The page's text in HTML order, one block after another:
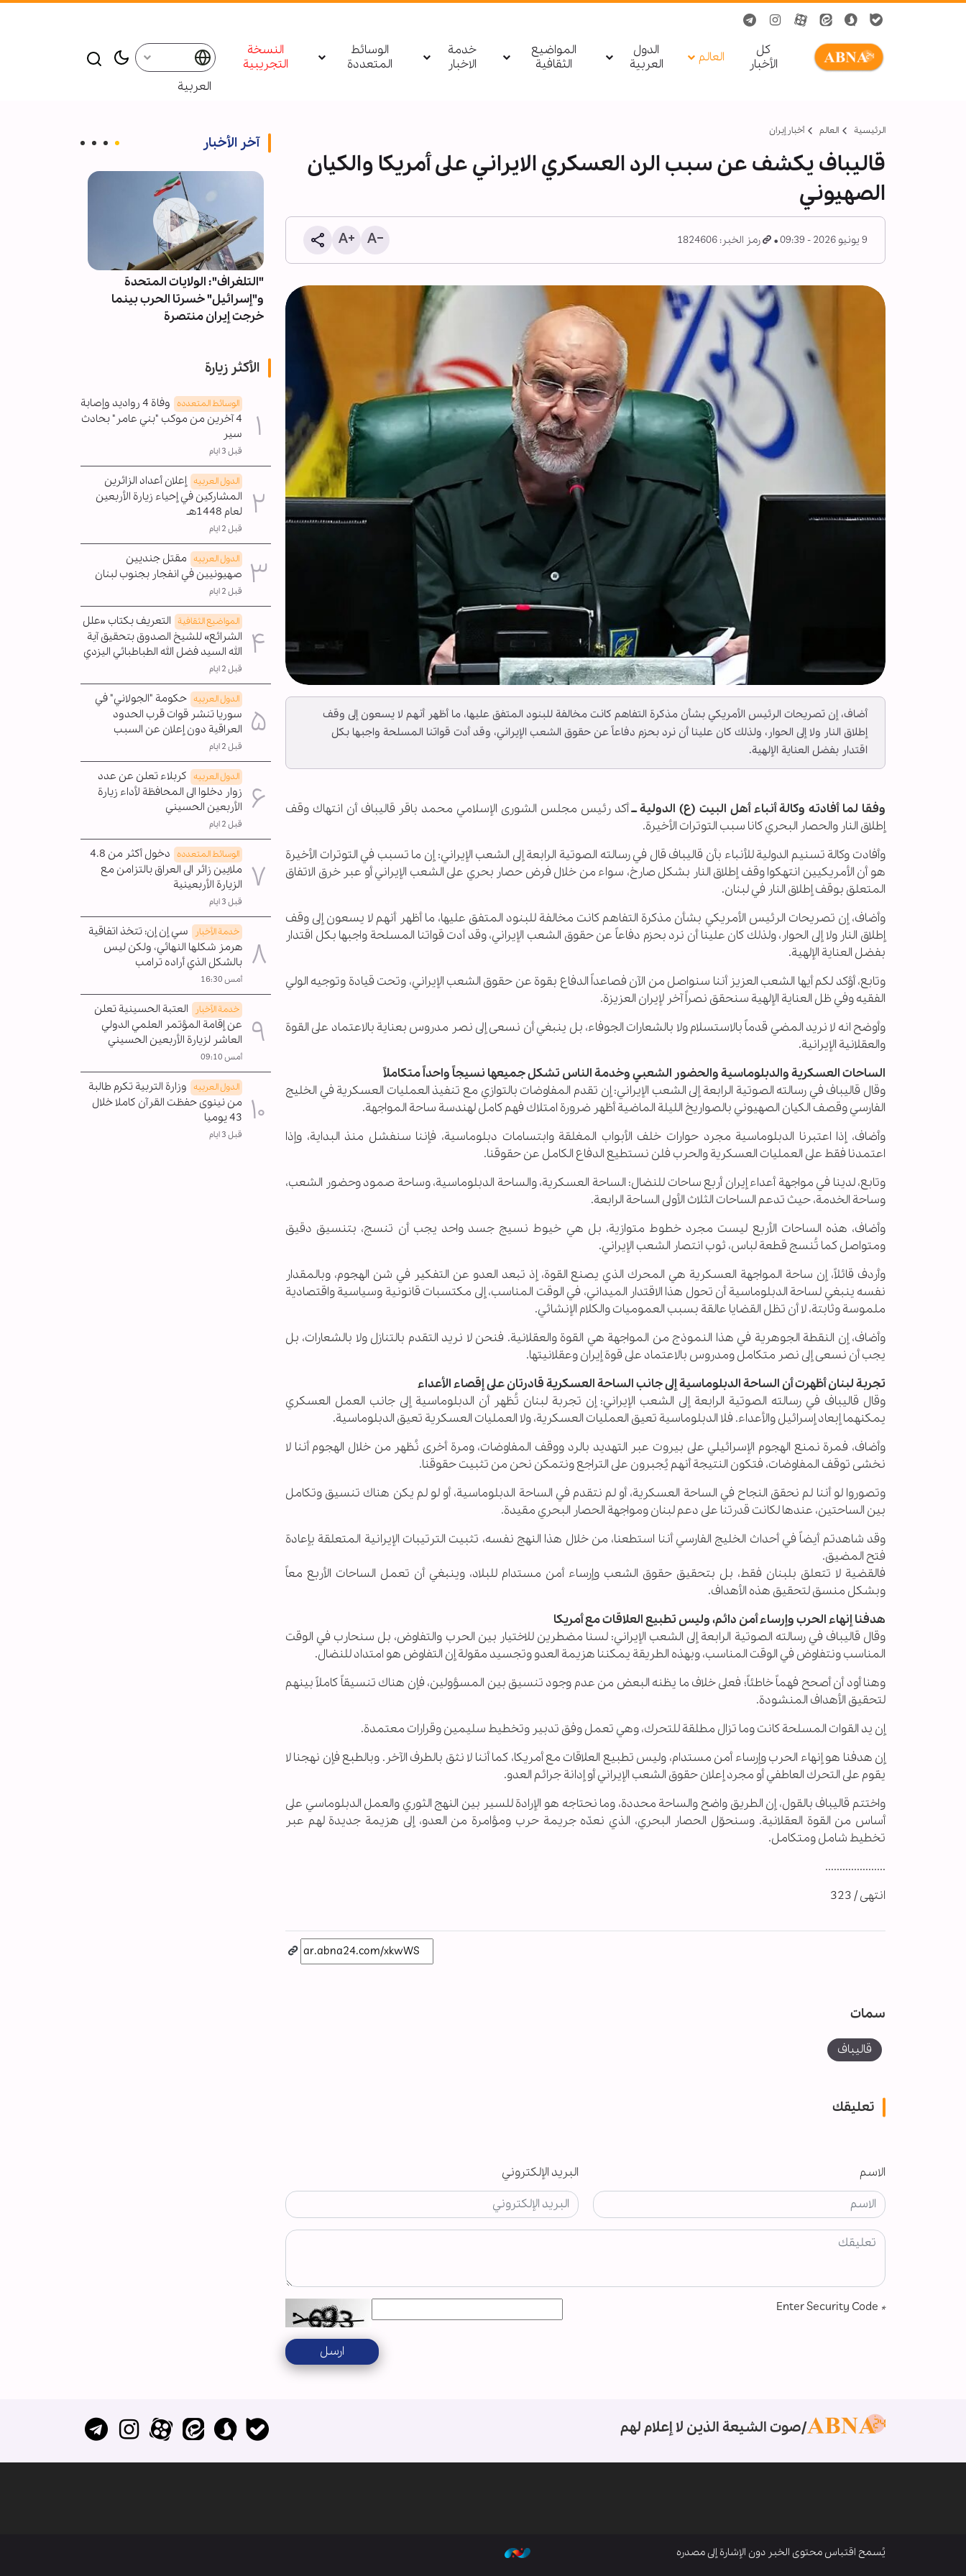
کل
الأخبار
العالم
الدول
العربیة
المواضيع
الثقافية
خدمة
الاخبار
الوسائط
المتعددة
النسخة
التجريبية
العربية
الرئيسية العالم أخبار إيران
قاليباف يكشف عن سبب الرد العسكري الايراني على أمريكا والكيان
الصهيوني
9 يونيو 2026 - 09:39 رمز الخبر: 1824606
أضاف، إن تصريحات الرئيس الأمريكي بشأن مذكرة التفاهم كانت مخالفة للبنود المتفق عليها، ما أظهر أنهم لا يسعون إلى وقف
إطلاق النار ولا إلى الحوار، ولذلك كان علينا أن نرد بحزم دفاعاً عن حقوق الشعب الإيراني، وقد أدت قواتنا المسلحة واجبها بكل
اقتدار بفضل العناية الإلهية.
وفقا لما أفادته وكالة أنباء أهل البيت (ع) الدولية ــأكد رئيس مجلس الشورى الإسلامي محمد باقر قاليباف أن انتهاك وقف
إطلاق النار والحصار البحري كانا سبب التوترات الأخيرة.
وأفادت وكالة تسنيم الدولية للأنباء بأن قاليباف قال في رسالته الصوتية الرابعة إلى الشعب الإيراني: إن ما تسبب في التوترات الأخيرة
هو أن الأمريكيين انتهكوا وقف إطلاق النار بشكل صارخ، سواء من خلال فرض حصار بحري على الشعب الإيراني أو عبر خرق الاتفاق
المتعلق بوقف إطلاق النار في لبنان.
وأضاف، إن تصريحات الرئيس الأمريكي بشأن مذكرة التفاهم كانت مخالفة للبنود المتفق عليها، ما أظهر أنهم لا يسعون إلى وقف
إطلاق النار ولا إلى الحوار، ولذلك كان علينا أن نرد بحزم دفاعاً عن حقوق الشعب الإيراني، وقد أدت قواتنا المسلحة واجبها بكل اقتدار
بفضل العناية الإلهية.
وتابع، أؤكد لكم أيها الشعب العزيز أننا سنواصل من الآن فصاعداً الدفاع بقوة عن حقوق الشعب الإيراني، وتحت قيادة وتوجيه الولي
الفقيه وفي ظل العناية الإلهية سنحقق نصراً آخر لإيران العزيزة.
وأوضح انه لا نريد المضي قدماً بالاستسلام ولا بالشعارات الجوفاء، بل ينبغي أن نسعى إلى نصر مدروس بعناية بالاعتماد على القوة
والعقلانية الإيرانية.
الساحات العسكرية والدبلوماسية والحضور الشعبي وخدمة الناس تشكل جميعها نسيجاً واحداً متكاملاً
وقال قاليباف في رسالته الصوتية الرابعة إلى الشعب الإيراني: إن تقدم المفاوضات بالتوازي مع تنفيذ العمليات العسكرية في الخليج
الفارسي وقصف الكيان الصهيوني بالصواريخ الليلة الماضية أظهر ضرورة امتلاك فهم كامل لهندسة ساحة المواجهة.
وأضاف، إذا اعتبرنا الدبلوماسية مجرد حوارات خلف الأبواب المغلقة وابتسامات دبلوماسية، فإننا سنفشل منذ البداية، وإذا
اعتمدنا فقط على العمليات العسكرية والحرب فلن نستطيع الدفاع الكامل عن حقوقنا.
وتابع، لدينا في مواجهة أعداء إيران أربع ساحات للنضال: الساحة العسكرية، والساحة الدبلوماسية، وساحة صمود وحضور الشعب،
وساحة الخدمة، حيث تدعم الساحات الثلاث الأولى الساحة الرابعة.
وأضاف، هذه الساحات الأربع ليست مجرد خطوط متوازية، بل هي خيوط نسيج جسد واحد يجب أن تنسج، بتنسيق دقيق
ومتواصل كما تُنسج قطعة لباس، ثوب انتصار الشعب الإيراني.
وأردف قائلاً، إن ساحة المواجهة العسكرية هي المحرك الذي يصنع القوة، إذ تبعد العدو عن التفكير في شن الهجوم، وبالمقدار
نفسه ينبغي لساحة الدبلوماسية أن تحول هذا الاقتدار الميداني، في الوقت المناسب، إلى مكتسبات قانونية وسياسية واقتصادية
ملموسة وثابتة، لا أن تظل القضايا عالقة بسبب العموميات والكلام الإنشائي.
وأضاف، إن النقطة الجوهرية في هذا النموذج من المواجهة هي القوة والعقلانية. فنحن لا نريد التقدم بالتنازل ولا بالشعارات، بل
يجب أن نسعى إلى نصر متكامل ومدروس بالاعتماد على قوة إيران وعقلانيتها.
تجربة لبنان أظهرت أن الساحة الدبلوماسية إلى جانب الساحة العسكرية قادرتان على إقصاء الأعداء
وقال قاليباف في رسالته الصوتية الرابعة إلى الشعب الإيراني: إن تجربة لبنان تُظهر أن الدبلوماسية إلى جانب العمل العسكري
يمكنهما إبعاد إسرائيل والأعداء. فلا الدبلوماسية تعيق العمليات العسكرية، ولا العمليات العسكرية تعيق الدبلوماسية.
وأضاف، فمرة نمنع الهجوم الإسرائيلي على بيروت عبر التهديد بالرد ووقف المفاوضات، ومرة أخرى نُظهر من خلال الهجوم أننا لا
نخشى توقف المفاوضات، فتكون النتيجة أنهم يُجبرون على التراجع ونتمكن نحن من تثبيت حقوقنا.
وتصوروا لو أننا لم نحقق النجاح في الساحة العسكرية، أو لم نتقدم في الساحة الدبلوماسية، أو لو لم يكن هناك تنسيق وتكامل
بين الساحتين، عندها لكانت قدرتنا على دعم لبنان ومواجهة الحصار البحري مقيدة.
وقد شاهدتم أيضاً في أحداث الخليج الفارسي أننا استطعنا، من خلال هذا النهج نفسه، تثبيت الترتيبات الإيرانية المتعلقة بإعادة
فتح المضيق.
فالقضية لا تتعلق بلبنان فقط، بل بتحقيق حقوق الشعب وإرساء أمن مستدام للبلاد، وينبغي أن تعمل الساحات الأربع معاً
وبشكل منسق لتحقيق هذه الأهداف.
هدفنا إنهاء الحرب وإرساء أمن دائم، وليس تطبيع العلاقات مع أمريكا
وقال قاليباف في رسالته الصوتية الرابعة إلى الشعب الإيراني: لسنا مضطرين للاختيار بين الحرب والتفاوض، بل سنحارب في الوقت
المناسب ونتفاوض في الوقت المناسب، وبهذه الطريقة يمكننا هزيمة العدو وتجسيد مقولة إن التفاوض هو امتداد للنضال.
وهنا أود أن أصحح فهماً خاطئاً؛ فعلى خلاف ما يظنه البعض من عدم وجود تنسيق بين المسؤولين، فإن هناك تنسيقاً كاملاً بينهم
لتحقيق الأهداف المنشودة.
إن يد القوات المسلحة كانت وما تزال مطلقة للتحرك، وهي تعمل وفق تدبير وتخطيط سليمين وقرارات معتمدة.
إن هدفنا هو إنهاء الحرب وإرساء أمن مستدام، وليس تطبيع العلاقات مع أمريكا، كما أننا لا نثق بالطرف الآخر. وبالطبع فإن نهجنا لا
يقوم على التحرك العاطفي أو مجرد إعلان حقوق الشعب الإيراني أو إدانة جرائم العدو.
واختتم قاليباف بالقول، إن الطريق واضح والساحة محددة، وما نحتاجه هو الإرادة للسير بين النهج الثوري والعمل الدبلوماسي على
أساس من القوة العقلانية. وسنحوّل الحصار البحري، الذي نعدّه جريمة حرب ومؤامرة من العدو، إلى هزيمة جديدة لهم عبر
تخطيط شامل ومتكامل.
.....................
انتهى / 323
سمات
قاليباف
تعليقك
الاسم البريد الإلكتروني
*
ارسل
آخر الأخبار
ضربة يمنية استباقية نوعية..
إفشال مخطط سعودي عدواني من
مأرب والوديعة
"التلغراف": الولايات المتحدة
و"إسرائيل" خسرتا الحرب بينما
خرجت إيران منتصرة
الأكثر زيارة
الوسائط المتعدده
وفاة 4 رواديد وإصابة
4 آخرين من موكب "بني عامر" بحادث
سير
قبل 3 ايام
الدول العربیه إعلان أعداد الزائرين
المشاركين في إحياء زيارة الأربعين
لعام 1448هـ
قبل 2 ايام
الدول العربیه مقتل جنديين
صهيونيين في انفجار بجنوب لبنان
قبل 2 ايام
المواضیع الثقافية التعريف بكتاب «علل
الشرائع» للشيخ الصدوق بتحقيق آية
الله السيد فضل الله الطباطبائي اليزدي
قبل 2 ايام
الدول العربیه حكومة "الجولاني" في
سوريا تنشر قوات قرب الحدود
العراقية دون إعلان عن السبب
قبل 2 ايام
الدول العربیه كربلاء تعلن عن عدد
زوار دخلوا الى المحافظة لأداء زيارة
الأربعين الحسيني
قبل 2 ايام
الوسائط المتعدده
دخول أكثر من 4.8
ملايين زائر الى العراق بالتزامن مع
الزيارة الأربعينية
قبل 3 ايام
خدمة الأخبار
سي إن إن: تتخذ اتفاقية
هرمز شكلها النهائي، ولكن ليس
بالشكل الذي أراده ترامب
أمس 16:30
خدمة الأخبار
العتبة الحسينية تعلن
عن إقامة المؤتمر العلمي الدولي
العاشر لزيارة الأربعين الحسيني
أمس 09:10
الدول العربیه وزارة التربية تكرم طالبة
من نينوى حفظت القرآن كاملا خلال
43 يوميا
قبل 3 ايام
صوت الشيعة الذين لا إعلام لهم
يُسمح اقتباس محتوى الخبر دون الإشارة إلى مصدره